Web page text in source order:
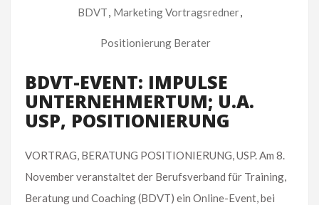
BDVT, Marketing Vortragsredner,
Positionierung Berater
BDVT-EVENT: IMPULSE
UNTERNEHMERTUM; U.A.
USP, POSITIONIERUNG
VORTRAG, BERATUNG POSITIONIERUNG, USP. Am 8.
November veranstaltet der Berufsverband für Training,
Beratung und Coaching (BDVT) ein Online-Event, bei